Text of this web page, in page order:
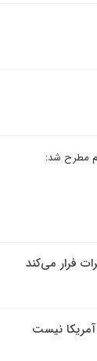
مطرح شد:
فرار می‌کند
نیست